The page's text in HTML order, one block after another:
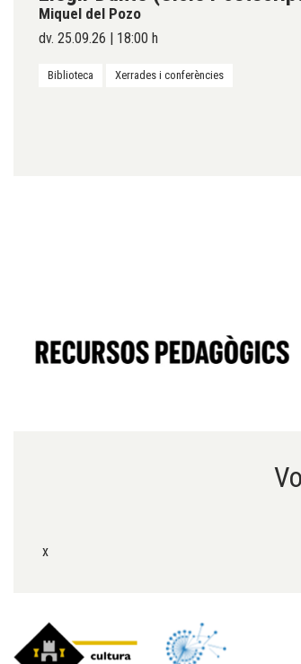
Miquel del Pozo
dv. 25.09.26 | 18:00 h
Biblioteca Xerrades i conferències
x